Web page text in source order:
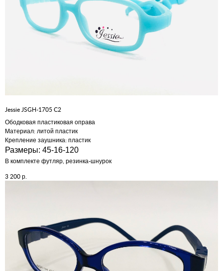
Jessie JSGH-1705 C2
Ободковая пластиковая оправа
Материал: литой пластик
Крепление заушника: пластик
Размеры: 45-16-120
В комплекте футляр, резинка-шнурок
3 200р.